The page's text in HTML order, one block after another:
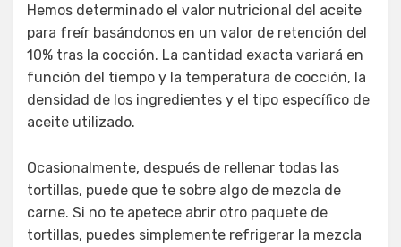
Hemos determinado el valor nutricional del aceite
para freír basándonos en un valor de retención del
10% tras la cocción. La cantidad exacta variará en
función del tiempo y la temperatura de cocción, la
densidad de los ingredientes y el tipo específico de
aceite utilizado.
Ocasionalmente, después de rellenar todas las
tortillas, puede que te sobre algo de mezcla de
carne. Si no te apetece abrir otro paquete de
tortillas, puedes simplemente refrigerar la mezcla